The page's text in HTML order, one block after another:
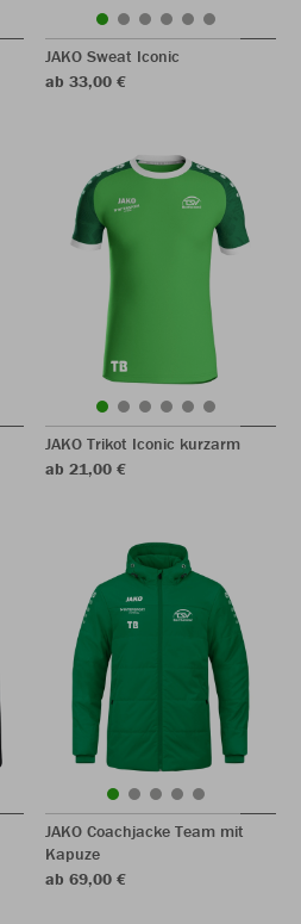
JAKO Sweat Iconic
ab 33,00 €
JAKO Trikot Iconic kurzarm
ab 21,00 €
JAKO Coachjacke Team mit
Kapuze
ab 69,00 €